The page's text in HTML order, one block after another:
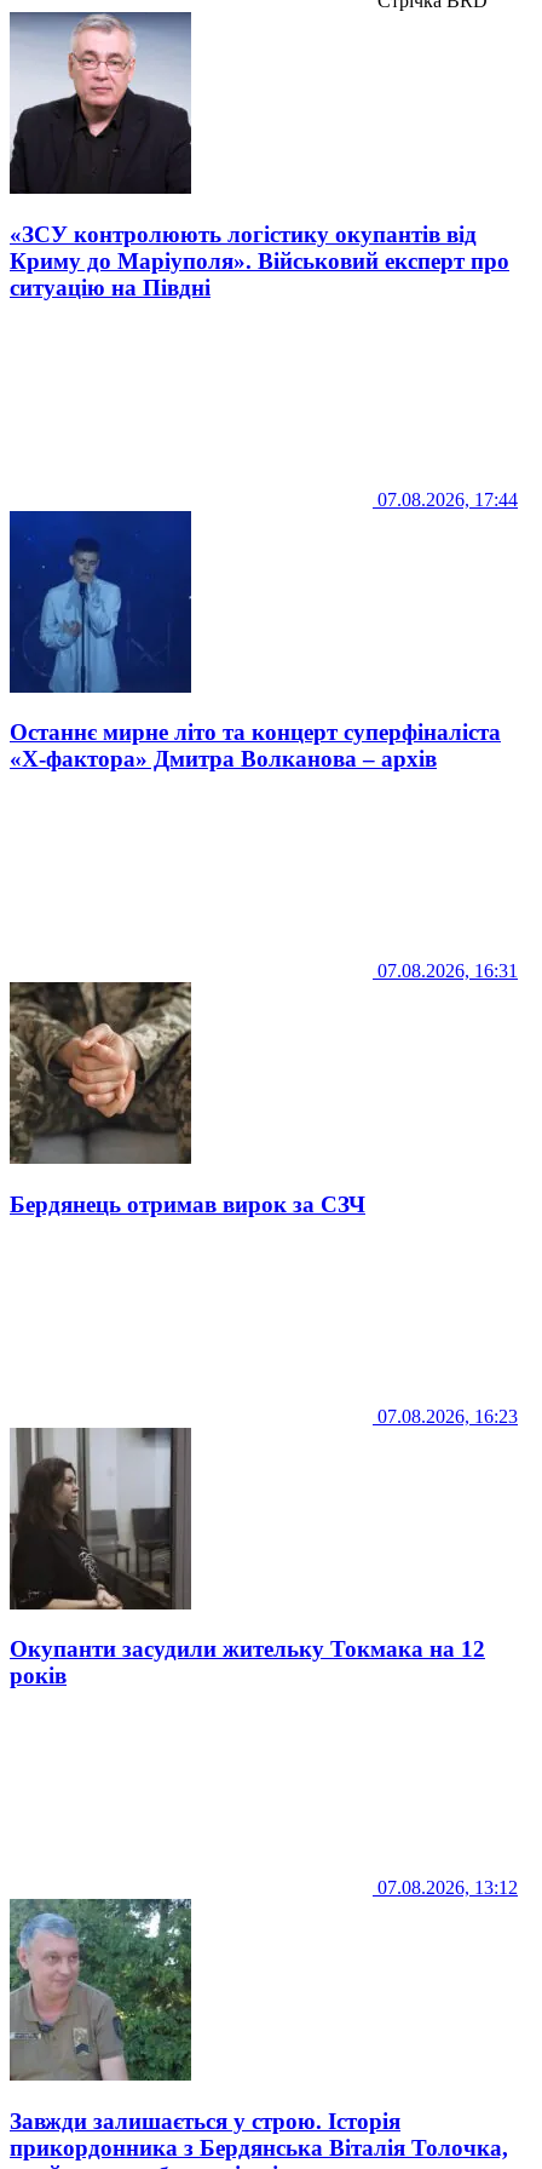
«ЗСУ контролюють логістику окупантів від
Криму до Маріуполя». Військовий експерт про
ситуацію на Півдні
07.08.2026, 17:44
Останнє мирне літо та концерт суперфіналіста
«Х-фактора» Дмитра Волканова – архів
07.08.2026, 16:31
Бердянець отримав вирок за СЗЧ
07.08.2026, 16:23
Окупанти засудили жительку Токмака на 12
років
07.08.2026, 13:12
Завжди залишається у строю. Історія
прикордонника з Бердянська Віталія Толочка,